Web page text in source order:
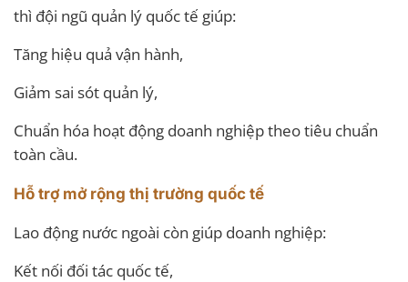
thì đội ngũ quản lý quốc tế giúp:
Tăng hiệu quả vận hành,
Giảm sai sót quản lý,
Chuẩn hóa hoạt động doanh nghiệp theo tiêu chuẩn
toàn cầu.
Hỗ trợ mở rộng thị trường quốc tế
Lao động nước ngoài còn giúp doanh nghiệp:
Kết nối đối tác quốc tế,